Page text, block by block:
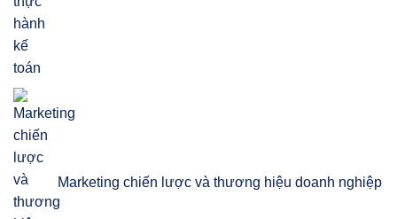
Marketing chiến lược và thương hiệu doanh nghiệp